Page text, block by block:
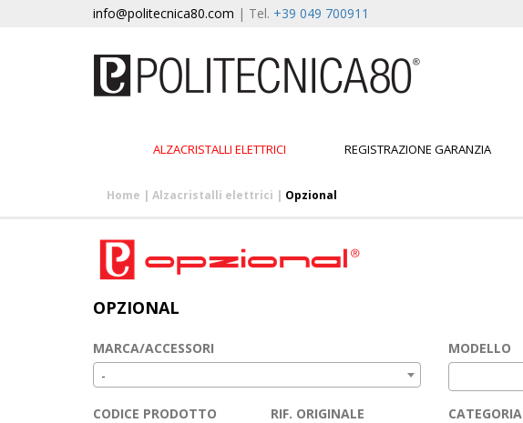
info@politecnica80.com | Tel. +39 049 700911
ALZACRISTALLI ELETTRICI REGISTRAZIONE GARANZIA
Home | Alzacristalli elettrici | Opzional
OPZIONAL
MARCA/ACCESSORI
-
MODELLO
CODICE PRODOTTO RIF. ORIGINALE
CATEGORIA